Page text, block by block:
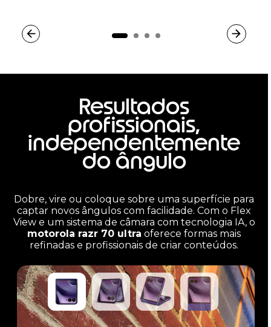
Resultados
profissionais,
independentemente
do ângulo
Dobre, vire ou coloque sobre uma superfície para
captar novos ângulos com facilidade. Com o Flex
View e um sistema de câmara com tecnologia IA, o
motorola razr 70 ultra oferece formas mais
refinadas e profissionais de criar conteúdos.